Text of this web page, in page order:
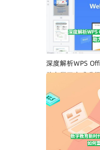
深度解析WPS
助力学习方式升